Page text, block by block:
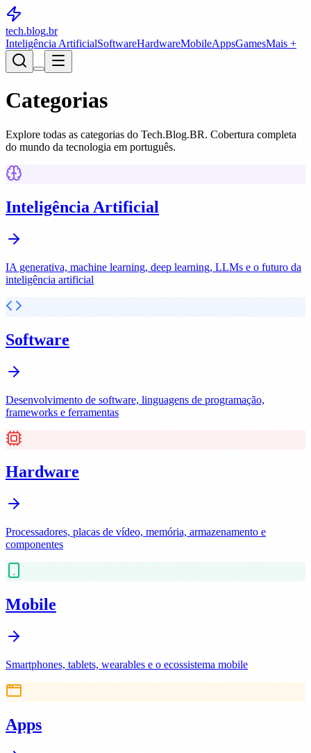
tech.blog.br
Inteligência ArtificialSoftwareHardwareMobileAppsGamesMais +
Categorias
Explore todas as categorias do Tech.Blog.BR. Cobertura completa
do mundo da tecnologia em português.
Inteligência Artificial
IA generativa, machine learning, deep learning, LLMs e o futuro da
inteligência artificial
Software
Desenvolvimento de software, linguagens de programação,
frameworks e ferramentas
Hardware
Processadores, placas de vídeo, memória, armazenamento e
componentes
Mobile
Smartphones, tablets, wearables e o ecossistema mobile
Apps